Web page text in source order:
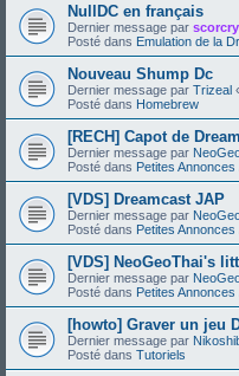
NullDC en français
Dernier message par
Posté dans Emulation de la
Nouveau Shump Dc
Dernier message par Trizeal
Posté dans Homebrew
[RECH] Capot de
Dernier message par
Posté dans Petites
[VDS] Dreamcast JAP
Dernier message par
Posté dans Petites
[VDS] NeoGeoThai's
Dernier message par
Posté dans Petites
[howto] Graver un jeu
Dernier message par
Posté dans Tutoriels